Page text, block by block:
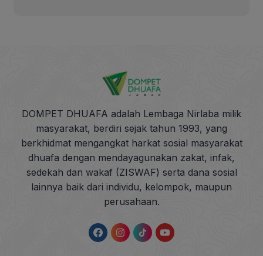
DOMPET DHUAFA adalah Lembaga Nirlaba milik
masyarakat, berdiri sejak tahun 1993, yang
berkhidmat mengangkat harkat sosial masyarakat
dhuafa dengan mendayagunakan zakat, infak,
sedekah dan wakaf (ZISWAF) serta dana sosial
lainnya baik dari individu, kelompok, maupun
perusahaan.